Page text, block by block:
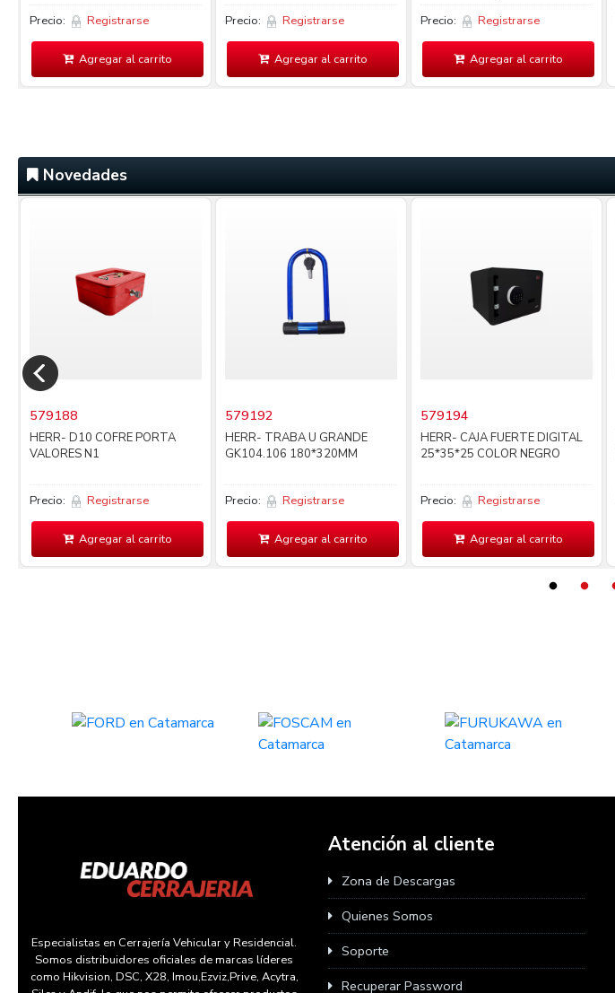
Precio:
Registrarse
Agregar al carrito
Precio: Registrarse
Agregar al carrito
Precio:
Registrarse
Agregar al carrito
Novedades
579188
HERR- D10 COFRE PORTA
VALORES N1
Precio: Registrarse
Agregar al carrito
579192
HERR- TRABA U GRANDE
GK104.106 180*320MM
Precio: Registrarse
Agregar al carrito
579194
HERR- CAJA FUERTE DIGITAL
25*35*25 COLOR NEGRO
Precio: Registrarse
Agregar al carrito
Especialistas en Cerrajería Vehicular y Residencial.
Somos distribuidores oficiales de marcas líderes
como Hikvision, DSC, X28, Imou,Ezviz,Prive, Acytra,
Atención al cliente
Zona de Descargas
Quienes Somos
Soporte
Recuperar Password